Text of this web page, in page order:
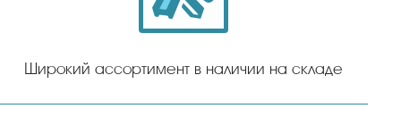
Широкий ассортимент в наличии на складе